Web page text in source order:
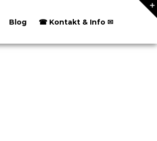
Blog ☎ Kontakt & Info ✉